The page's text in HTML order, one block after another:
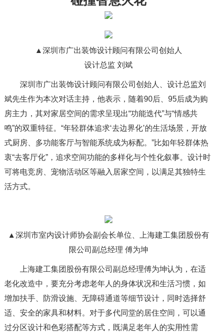
▲深圳市广出装饰设计顾问有限公司创始人
设计总监 刘斌
深圳市广出装饰设计顾问有限公司创始人、设计总监刘
斌先生作为本次对话主持，他表示，随着90后、95后成为购
房主力，其对家居空间的需求呈现出“功能迭代”与“情感共
鸣”的双重特征。“年轻群体追求‘去边界化’的生活场景，开放
式厨房、多功能客厅与智能系统成为标配。”比如年轻群体热
衷“去客厅化”，追求空间功能的多样化与个性化叙事。设计时
可将电竞房、宠物活动区等融入居家空间，以满足其独特生
活方式。
▲深圳市室内设计师协会副会长单位、上海建工集团股份有
限公司副总经理 傅为坤
上海建工集团股份有限公司副总经理傅为坤认为，在适
老化改造中，要充分考虑老年人的身体状况和生活习惯，如
增加扶手、防滑设施、无障碍通道等细节设计，同时选择舒
适、安全的家具和材料。对于多代同堂的居住空间，可以通
过分区设计和色彩搭配等方式，既满足老年人的实用性需